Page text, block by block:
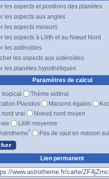
les aspects et positions des planètes
les aspects aux angles
les aspects mineurs
les aspects à Lilith et au Nœud Nord
les astéroïdes
les aspects aux astéroïdes
les planètes hypothétiques
Paramètres de calcul
tropical
Thème sidéral
Placidus
Maisons égales
nord vrai
Noeud nord moyen
Lilith moyenne
* Pas de saut en maison
Lien permanent